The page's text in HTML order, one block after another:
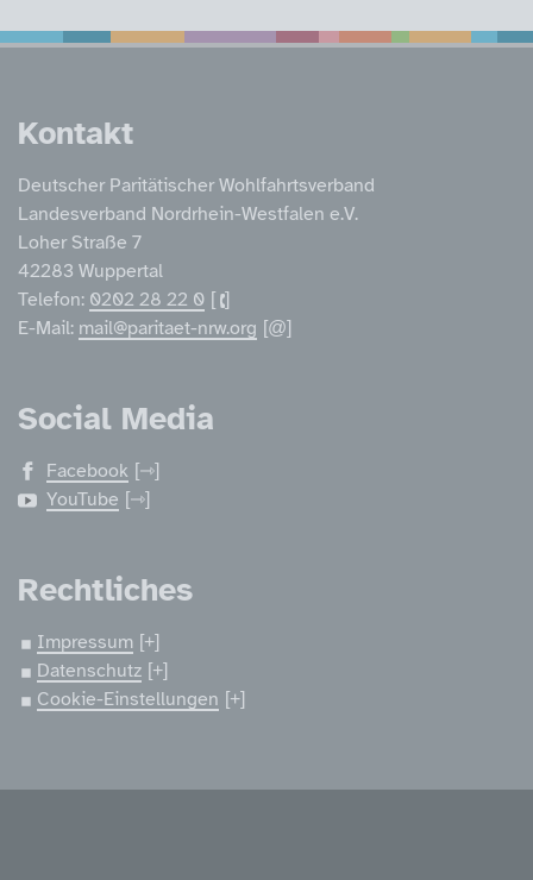
Service
Kontakt
Deutscher Paritätischer Wohlfahrtsverband
Landesverband Nordrhein-Westfalen e.V.
Loher Straße 7
42283 Wuppertal
Telefon: 0202 28 22 0
E-Mail: mail@paritaet-nrw.org
Social Media
Facebook
YouTube
Rechtliches
Impressum
Datenschutz
Cookie-Einstellungen